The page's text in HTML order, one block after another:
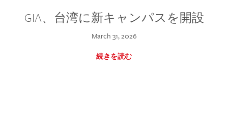
GIA、台湾に新キャンパスを開設
March 31, 2026
続きを読む